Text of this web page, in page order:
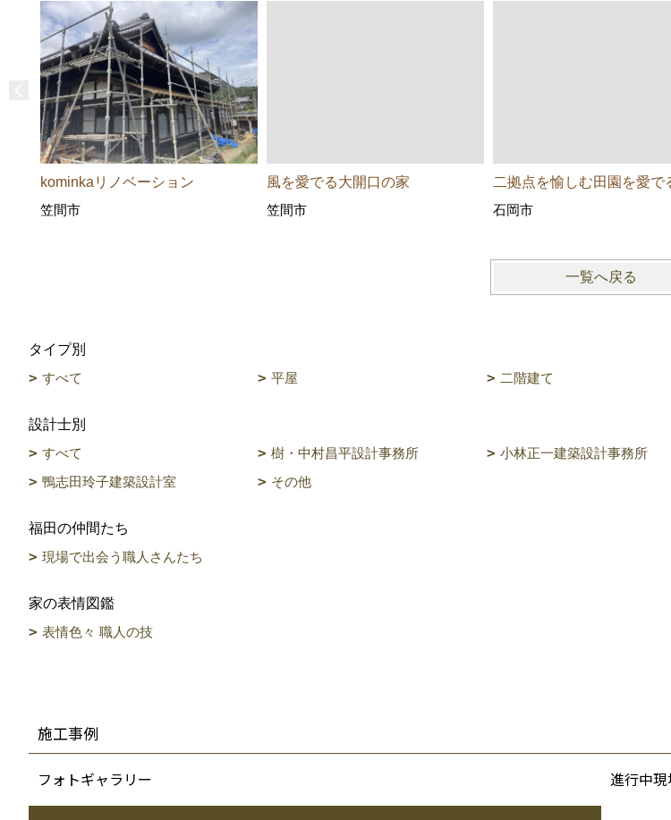
kominkaリノベーション
笠間市
風を愛でる大開口の家
笠間市
二拠点を愉しむ田園を愛で
石岡市
一覧へ戻る
タイプ別
すべて
平屋 二階建て
設計士別
すべて
樹・中村昌平設計事務所 小林正一建築設計事務所
鴨志田玲子建築設計室
その他
福田の仲間たち
現場で出会う職人さんたち
家の表情図鑑
表情色々 職人の技
施工事例
フォトギャラリー 進行中